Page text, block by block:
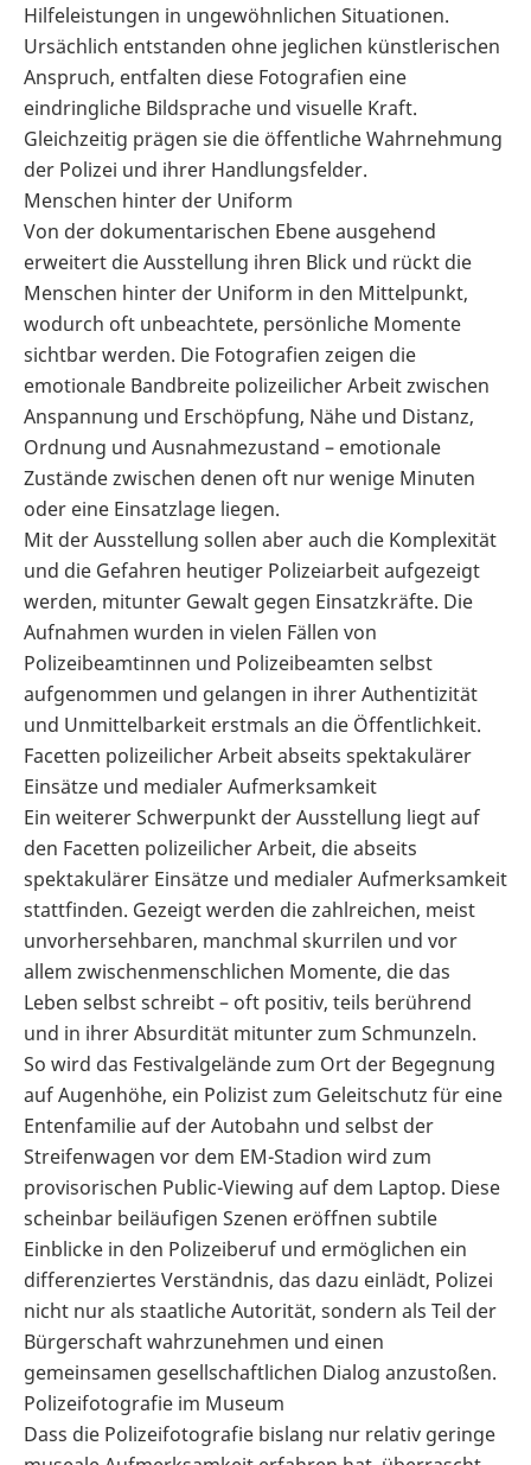
Hilfeleistungen in ungewöhnlichen Situationen.
Ursächlich entstanden ohne jeglichen künstlerischen
Anspruch, entfalten diese Fotografien eine
eindringliche Bildsprache und visuelle Kraft.
Gleichzeitig prägen sie die öffentliche Wahrnehmung
der Polizei und ihrer Handlungsfelder.
Menschen hinter der Uniform
Von der dokumentarischen Ebene ausgehend
erweitert die Ausstellung ihren Blick und rückt die
Menschen hinter der Uniform in den Mittelpunkt,
wodurch oft unbeachtete, persönliche Momente
sichtbar werden. Die Fotografien zeigen die
emotionale Bandbreite polizeilicher Arbeit zwischen
Anspannung und Erschöpfung, Nähe und Distanz,
Ordnung und Ausnahmezustand – emotionale
Zustände zwischen denen oft nur wenige Minuten
oder eine Einsatzlage liegen.
Mit der Ausstellung sollen aber auch die Komplexität
und die Gefahren heutiger Polizeiarbeit aufgezeigt
werden, mitunter Gewalt gegen Einsatzkräfte. Die
Aufnahmen wurden in vielen Fällen von
Polizeibeamtinnen und Polizeibeamten selbst
aufgenommen und gelangen in ihrer Authentizität
und Unmittelbarkeit erstmals an die Öffentlichkeit.
Facetten polizeilicher Arbeit abseits spektakulärer
Einsätze und medialer Aufmerksamkeit
Ein weiterer Schwerpunkt der Ausstellung liegt auf
den Facetten polizeilicher Arbeit, die abseits
spektakulärer Einsätze und medialer Aufmerksamkeit
stattfinden. Gezeigt werden die zahlreichen, meist
unvorhersehbaren, manchmal skurrilen und vor
allem zwischenmenschlichen Momente, die das
Leben selbst schreibt – oft positiv, teils berührend
und in ihrer Absurdität mitunter zum Schmunzeln.
So wird das Festivalgelände zum Ort der Begegnung
auf Augenhöhe, ein Polizist zum Geleitschutz für eine
Entenfamilie auf der Autobahn und selbst der
Streifenwagen vor dem EM-Stadion wird zum
provisorischen Public-Viewing auf dem Laptop. Diese
scheinbar beiläufigen Szenen eröffnen subtile
Einblicke in den Polizeiberuf und ermöglichen ein
differenziertes Verständnis, das dazu einlädt, Polizei
nicht nur als staatliche Autorität, sondern als Teil der
Bürgerschaft wahrzunehmen und einen
gemeinsamen gesellschaftlichen Dialog anzustoßen.
Polizeifotografie im Museum
Dass die Polizeifotografie bislang nur relativ geringe